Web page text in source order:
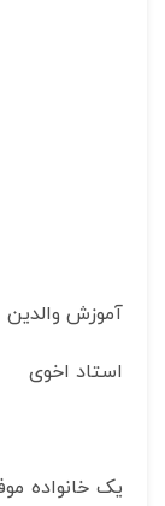
آموزش والدین
استاد اخوی
یک خانواده